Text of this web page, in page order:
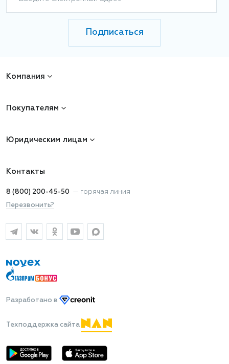
Подписаться
Компания
Покупателям
Юридическим лицам
Контакты
8 (800) 200-45-50 — горячая линия
Перезвонить?
Разработано в
Техподдержка сайта